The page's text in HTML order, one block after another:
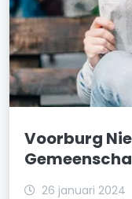
Voorburg
26 januari 2024